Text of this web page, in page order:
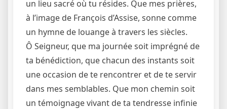
un lieu sacré où tu résides. Que mes prières,
à l’image de François d’Assise, sonne comme
un hymne de louange à travers les siècles.
Ô Seigneur, que ma journée soit imprégné de
ta bénédiction, que chacun des instants soit
une occasion de te rencontrer et de te servir
dans mes semblables. Que mon chemin soit
un témoignage vivant de ta tendresse infinie